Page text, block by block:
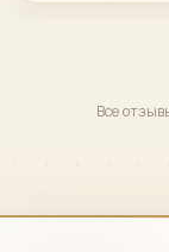
,так как нас не
скорость
Офис решает
Все